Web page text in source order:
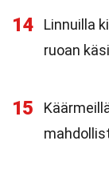
14
Linnuilla
ruoan
15